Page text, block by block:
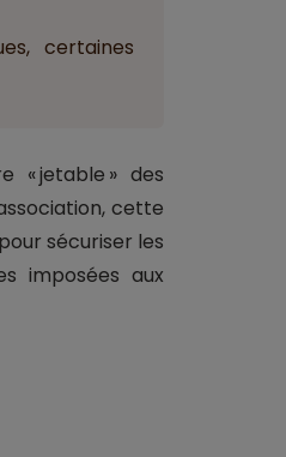
certaines
« jetable » des
cette
sécuriser les
imposées aux